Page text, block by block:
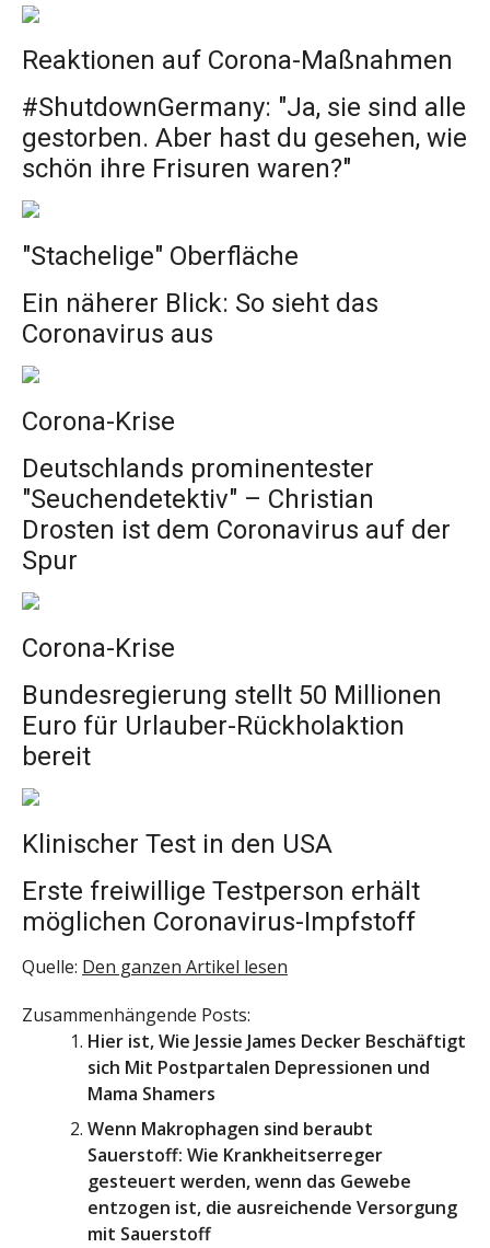
Reaktionen auf Corona-Maßnahmen
#ShutdownGermany: "Ja, sie sind alle
gestorben. Aber hast du gesehen, wie
schön ihre Frisuren waren?"
"Stachelige" Oberfläche
Ein näherer Blick: So sieht das
Coronavirus aus
Corona-Krise
Deutschlands prominentester
"Seuchendetektiv" – Christian
Drosten ist dem Coronavirus auf der
Spur
Corona-Krise
Bundesregierung stellt 50 Millionen
Euro für Urlauber-Rückholaktion
bereit
Klinischer Test in den USA
Erste freiwillige Testperson erhält
möglichen Coronavirus-Impfstoff
Quelle: Den ganzen Artikel lesen
Zusammenhängende Posts:
Hier ist, Wie Jessie James Decker Beschäftigt
sich Mit Postpartalen Depressionen und
Mama Shamers
Wenn Makrophagen sind beraubt
Sauerstoff: Wie Krankheitserreger
gesteuert werden, wenn das Gewebe
entzogen ist, die ausreichende Versorgung
mit Sauerstoff